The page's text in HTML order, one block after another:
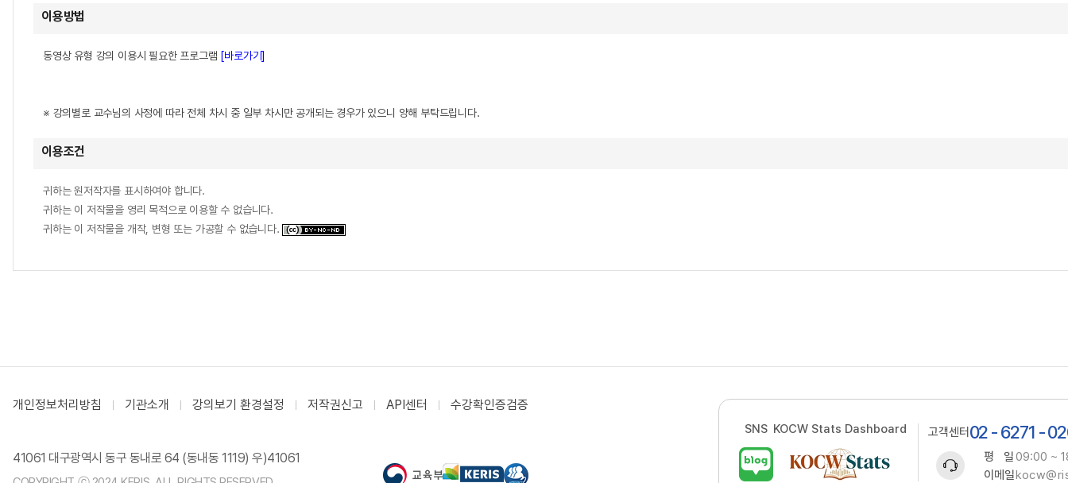
이용방법
동영상 유형 강의 이용시 필요한 프로그램 [바로가기]
※ 강의별로 교수님의 사정에 따라 전체 차시 중 일부 차시만 공개되는 경우가 있으니 양해 부탁드립니다.
이용조건
귀하는 원저작자를 표시하여야 합니다.
귀하는 이 저작물을 영리 목적으로 이용할 수 없습니다.
귀하는 이 저작물을 개작, 변형 또는 가공할 수 없습니다.
개인정보처리방침 기관소개 강의보기 환경설정 저작권신고 API센터 수강확인증검증
41061 대구광역시 동구 동내로 64 (동내동 1119) 우)41061
SNS KOCW Stats Dashboard 고객센터 02 - 6271 -
평 일09:00 ~
이메일